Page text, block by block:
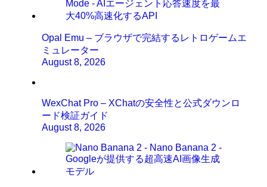
Opal Emu – ブラウザで完結するレトロゲームエ
ミュレーター
August 8, 2026
WexChat Pro – XChatの安全性と公式ダウンロ
ード検証ガイド
August 8, 2026